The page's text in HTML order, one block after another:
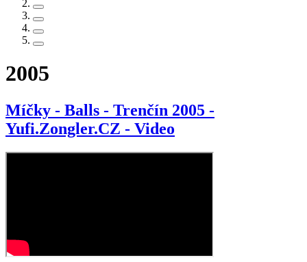
2005
Míčky - Balls - Trenčín 2005 -
Yufi.Zongler.CZ - Video